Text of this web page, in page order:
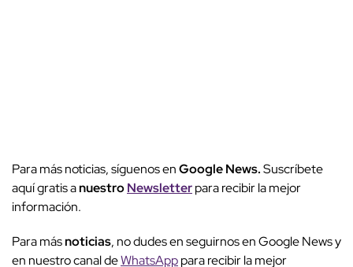
Para más noticias, síguenos enGoogle News.Suscríbete
aquí gratis anuestroNewsletterpara recibir la mejor
información.
Para másnoticias, no dudes en seguirnos en Google News y
en nuestro canal deWhatsApppara recibir la mejor